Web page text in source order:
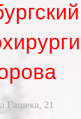
Гашека, 21